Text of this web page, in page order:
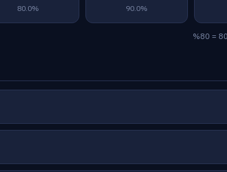
90.0%
80.0%